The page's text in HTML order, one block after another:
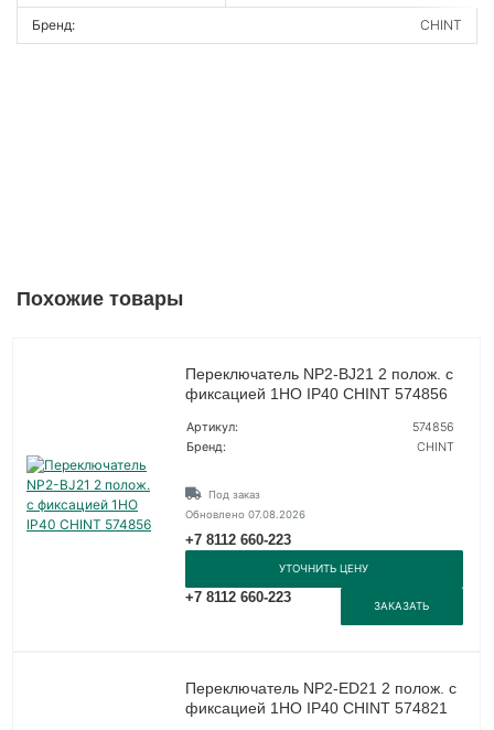
Бренд: CHINT
Похожие товары
Переключатель NP2-BJ21 2 полож. с
фиксацией 1НО IP40 CHINT 574856
Артикул:
574856
Бренд:
CHINT
Под заказ
Обновлено 07.08.2026
+7 8112 660-223
УТОЧНИТЬ ЦЕНУ
+7 8112 660-223
ЗАКАЗАТЬ
Переключатель NP2-ED21 2 полож. с
фиксацией 1НО IP40 CHINT 574821